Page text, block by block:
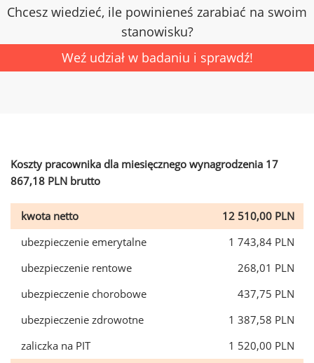
Chcesz wiedzieć, ile powinieneś zarabiać na swoim
stanowisku?
Weź udział w badaniu i sprawdź!
Koszty pracownika dla miesięcznego wynagrodzenia 17
867,18 PLN brutto
kwota netto
12 510,00 PLN
ubezpieczenie emerytalne
1 743,84 PLN
ubezpieczenie rentowe
268,01 PLN
ubezpieczenie chorobowe
437,75 PLN
ubezpieczenie zdrowotne
1 387,58 PLN
zaliczka na PIT
1 520,00 PLN